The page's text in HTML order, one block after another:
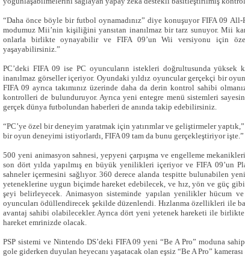
“Daha önce böyle bir futbol oynamadınız” diye konuşuyor FIFA 09 All-
modumuz Mii’nin kişiliğini yansıtan inanılmaz bir tarz sunuyor. Mii
onlarla birlikte oynayabilir ve FIFA 09’un Wii versiyonu için
yaşayabilirsiniz.”
PC’deki FIFA 09 ise PC oyuncuların istekleri doğrultusunda yüksek
inanılmaz görseller içeriyor. Oyundaki yıldız oyuncular gerçekçi bir
FIFA 09 ayrıca takımınız üzerinde daha da derin kontrol sahibi
kontrolleri de bulunduruyor. Ayrıca yeni entegre menü sistemleri
gerçek dünya futbolundan haberleri de anında takip edebilirsiniz.
“PC’ye özel bir deneyim yaratmak için yatırımlar ve geliştirmeler
bir oyun deneyimi istiyorlardı, FIFA 09 tam da bunu gerçekleştiriyor işte.”
500 yeni animasyon sahnesi, yepyeni çarpışma ve engelleme
son dört yılda yapılmış en büyük yenilikleri içeriyor ve FIFA 09’un
sahneler içermesini sağlıyor. 360 derece alanda tespitte bulunabilen
yeteneklerine uygun biçimde hareket edebilecek, ve hız, yön ve güç
şeyi belirleyecek. Animasyon sisteminde yapılan yenilikler hücum
oyuncuları ödüllendirecek şekilde düzenlendi. Hızlanma özellikleri ile
avantaj sahibi olabilecekler. Ayrıca dört yeni yetenek hareketi ile
hareket emrinizde olacak.
PSP sistemi ve Nintendo DS’deki FIFA 09 yeni “Be A Pro” moduna
gole giderken duyulan heyecanı yaşatacak olan eşsiz “Be A Pro”